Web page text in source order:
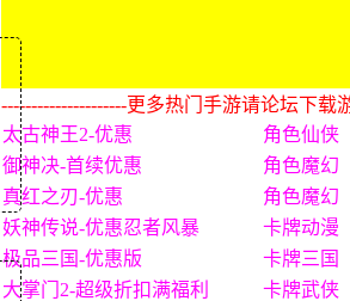
---------------------更多热门手游请论坛下载
太古神王2-优惠
角色仙侠
御神决-首续优惠
角色魔幻
真红之刃-优惠
角色魔幻
妖神传说-优惠忍者风暴
卡牌动漫
极品三国-优惠版
卡牌三国
大掌门2-超级折扣满福利
卡牌武侠